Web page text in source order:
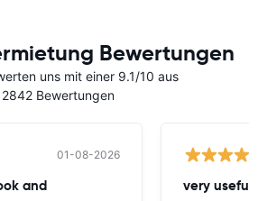
Bewertungen
uns mit einer 9.1/10 aus
Bewertungen
01-08-2026
and very useful